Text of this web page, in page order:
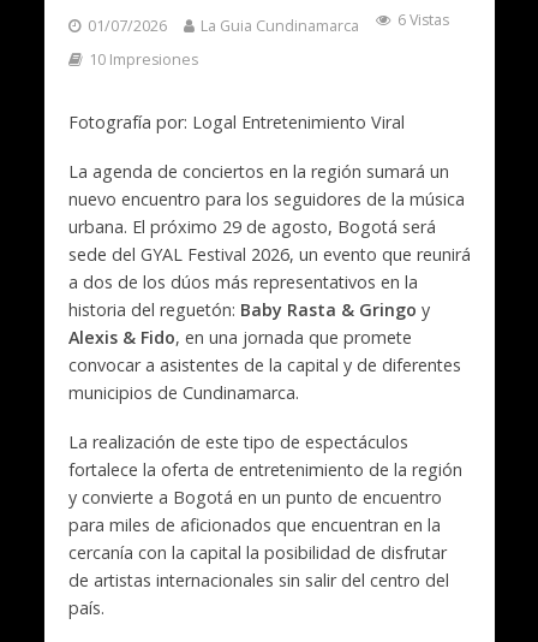
01/07/2026 La Guia Cundinamarca
6 Vistas
10 Impresiones
Fotografía por: Logal Entretenimiento Viral
La agenda de conciertos en la región sumará un
nuevo encuentro para los seguidores de la música
urbana. El próximo 29 de agosto, Bogotá será
sede del GYAL Festival 2026, un evento que reunirá
a dos de los dúos más representativos en la
historia del reguetón: Baby Rasta & Gringo y
Alexis & Fido, en una jornada que promete
convocar a asistentes de la capital y de diferentes
municipios de Cundinamarca.
La realización de este tipo de espectáculos
fortalece la oferta de entretenimiento de la región
y convierte a Bogotá en un punto de encuentro
para miles de aficionados que encuentran en la
cercanía con la capital la posibilidad de disfrutar
de artistas internacionales sin salir del centro del
país.